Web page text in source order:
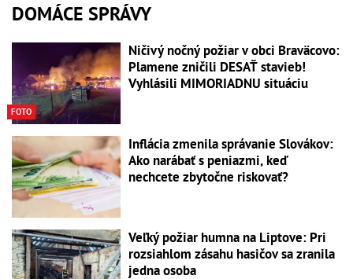
DOMÁCE SPRÁVY
FOTO
Ničivý nočný požiar v obci Braväcovo:
Plamene zničili DESAŤ stavieb!
Vyhlásili MIMORIADNU situáciu
Inflácia zmenila správanie Slovákov:
Ako narábať s peniazmi, keď
nechcete zbytočne riskovať?
Veľký požiar humna na Liptove: Pri
rozsiahlom zásahu hasičov sa zranila
jedna osoba